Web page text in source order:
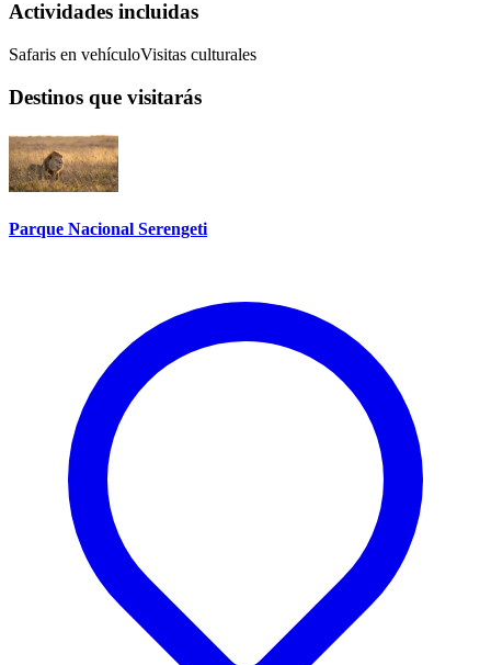
Actividades incluidas
Safaris en vehículoVisitas culturales
Destinos que visitarás
Parque Nacional Serengeti